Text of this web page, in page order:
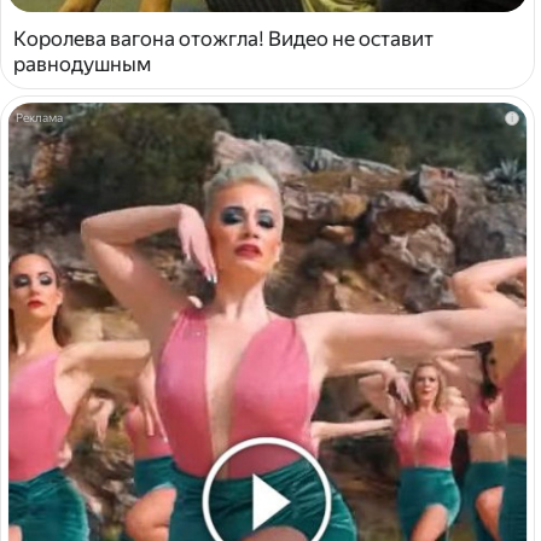
Королева вагона отожгла! Видео не оставит
равнодушным
i